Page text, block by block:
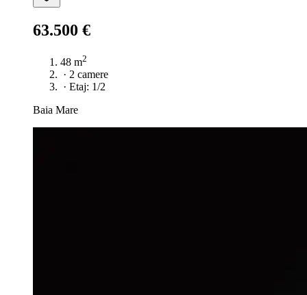
63.500 €
48 m2
· 2 camere
· Etaj: 1/2
Baia Mare